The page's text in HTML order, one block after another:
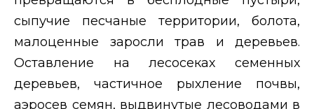
сыпучие песчаные территории, болота,
малоценные заросли трав и деревьев.
Оставление на лесосеках семенных
деревьев, частичное рыхление почвы,
аэросев семян, выдвинутые лесоводами в